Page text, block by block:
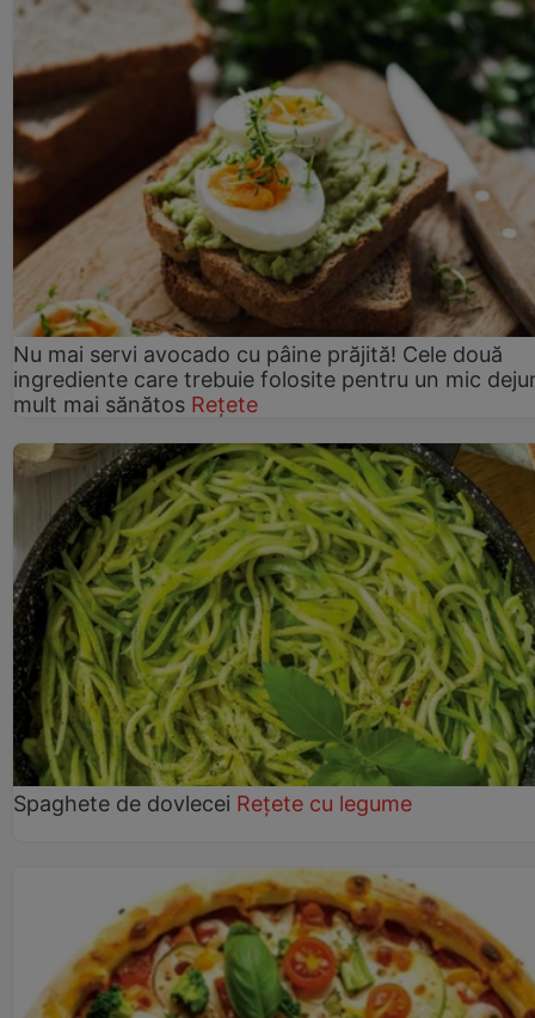
Nu mai servi avocado cu pâine prăjită! Cele două
ingrediente care trebuie folosite pentru un mic
mult mai sănătos Rețete
Spaghete de dovlecei Rețete cu legume